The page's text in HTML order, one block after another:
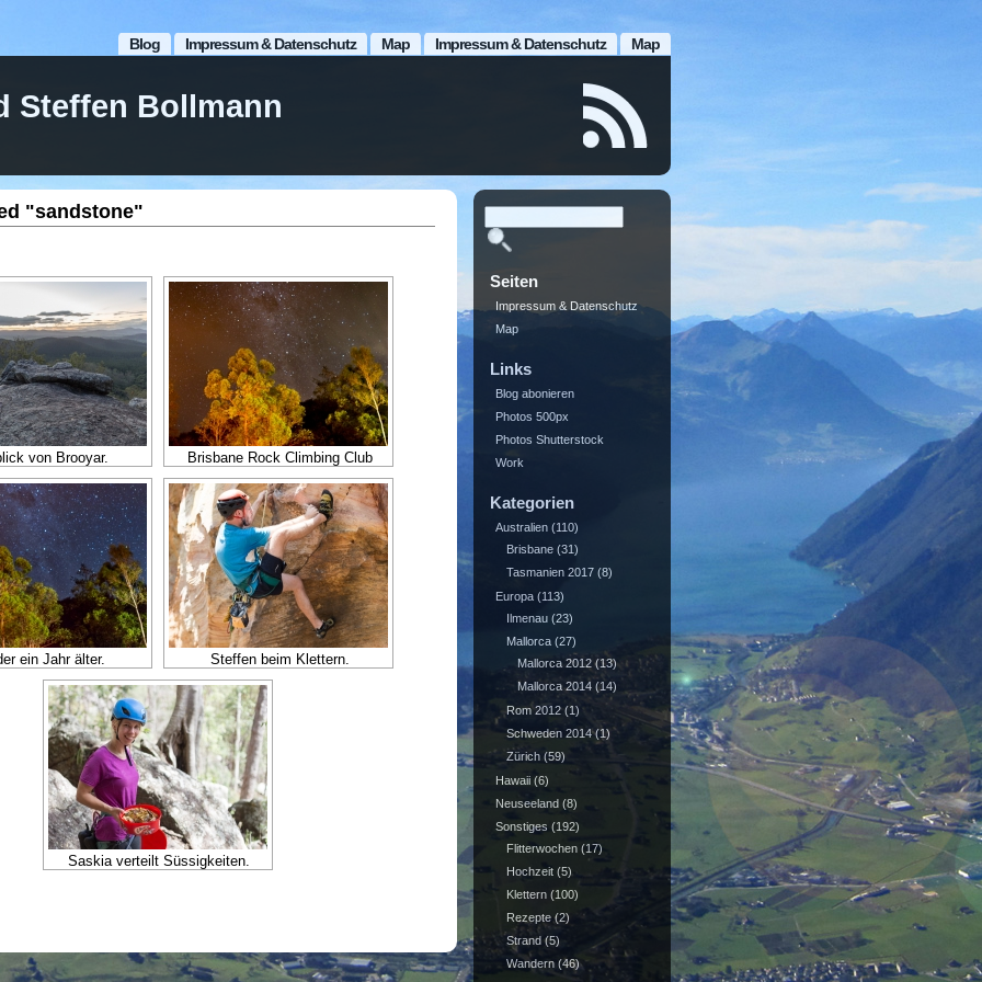
Map
Impressum & Datenschutz
Map
Impressum & Datenschutz
Blog
Steffen Bollmann
"sandstone"
von Brooyar. Brisbane Rock Climbing Club
ein Jahr älter. Steffen beim Klettern.
Saskia verteilt Süssigkeiten.
Seiten
Impressum & Datenschutz
Map
Links
Blog abonieren
Photos 500px
Photos Shutterstock
Work
Kategorien
Australien(110)
Brisbane(31)
Tasmanien 2017(8)
Europa(113)
Ilmenau(23)
Mallorca(27)
Mallorca 2012(13)
Mallorca 2014(14)
Rom 2012(1)
Schweden 2014(1)
Zürich(59)
Hawaii(6)
Neuseeland(8)
Sonstiges (192)
Flitterwochen(17)
Hochzeit(5)
Klettern(100)
Rezepte(2)
Strand(5)
Wandern(46)